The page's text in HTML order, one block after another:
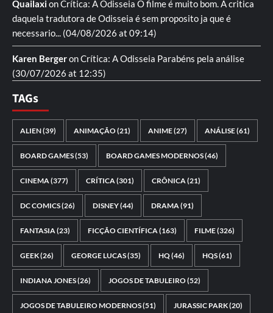
QuailaxionCrítica: A Odisseia O filme é muito bom. A critica
daquela tradutora de Odisseia é sem proposito ja que é
necessario... (04/08/2026 at 09:14)
Karen BergeronCrítica: A Odisseia Parabéns pela análise
(30/07/2026 at 12:35)
TAGs
ALIEN(39) ANIMAÇÃO(21) ANIME(27) ANÁLISE(61)
BOARD GAMES(53) BOARD GAMES MODERNOS(46)
CINEMA(377) CRÍTICA(301) CRÔNICA(21)
DC COMICS(26) DISNEY(44) DRAMA(91)
FANTASIA(23) FICÇÃO CIENTÍFICA(163) FILME(326)
GEEK(26) GEORGE LUCAS(35) HQ(46) HQS(61)
INDIANA JONES(26) JOGOS DE TABULEIRO(52)
JOGOS DE TABULEIRO MODERNOS(51) JURASSIC PARK(20)